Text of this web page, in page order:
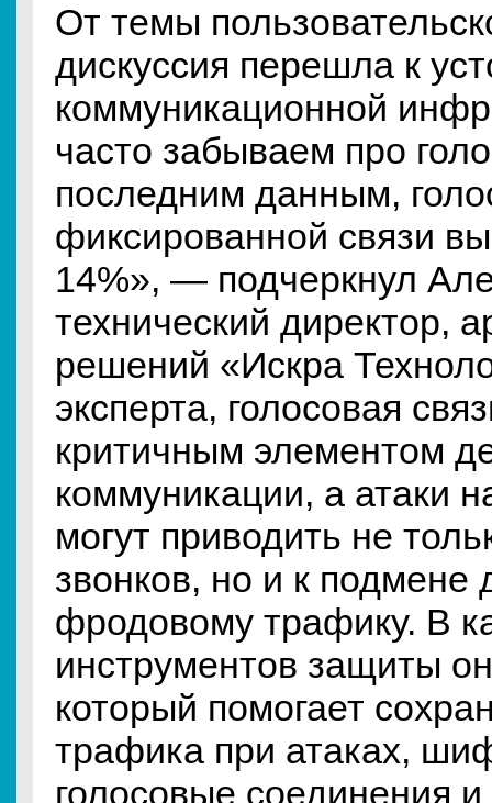
От темы
дискуссия перешла к
коммуникационной
часто забываем про
последним данным,
фиксированной связи
14%», — подчеркнул
технический директор,
решений «Искра
эксперта, голосовая
критичным элементом
коммуникации, а атаки
могут приводить не
звонков, но и к подмене
фродовому трафику. В
инструментов защиты
который помогает
трафика при атаках,
голосовые соединения и